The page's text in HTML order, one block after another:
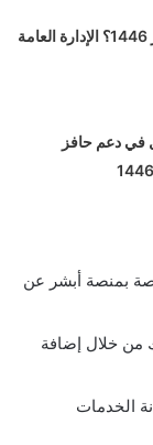
ما هو موعد مزاد اللوحات أبشر 1446؟ الإدارة العامة
في دعم حافز
بمنصة أبشر عن
خلال إضافة
الخدمات